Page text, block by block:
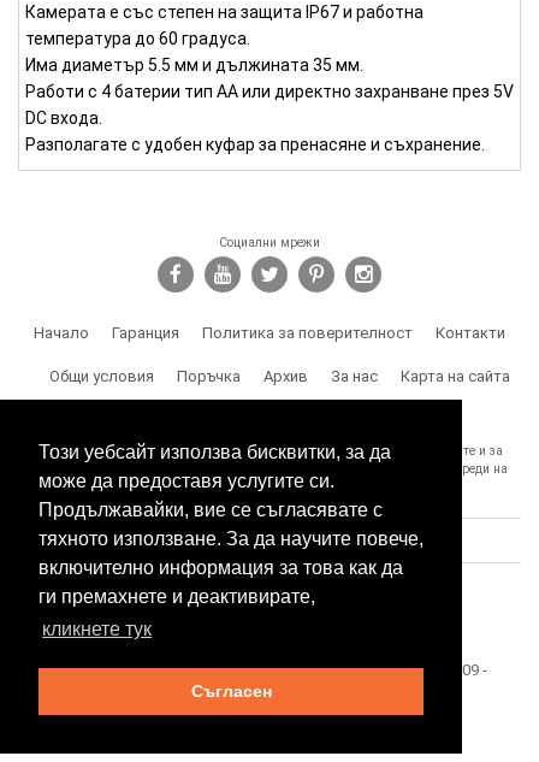
Този уебсайт използва бисквитки, за да
може да предоставя услугите си.
Продължавайки, вие се съгласявате с
тяхното използване. За да научите повече,
включително информация за това как да
ги премахнете и деактивирате,
кликнете тук
Съгласен
Камерата е със степен на защита IP67 и работна
температура до 60 градуса.
Има диаметър 5.5 мм и дължината 35 мм.
Работи с 4 батерии тип АА или директно захранване през 5V
DC входа.
Разполагате с удобен куфар за пренасяне и съхранение.
Социални мрежи
Начало Гаранция Политика за поверителност Контакти
Общи условия Поръчка Архив За нас Карта на сайта
SPY.BG Ви напомня, че носите отговорност за използването на продуктите и за
спазване на законите, както и за злоумишлени и незаконни действия, вреди на
трети лица и др.
Този сайт е собственост на БЕСТТЕХ ООД Copyright 2009 -
2026 Spy.bg